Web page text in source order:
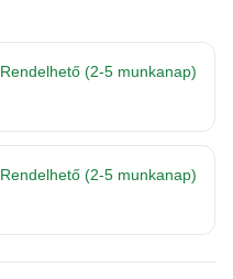
Rendelhető (2-5 munkanap)
Rendelhető (2-5 munkanap)